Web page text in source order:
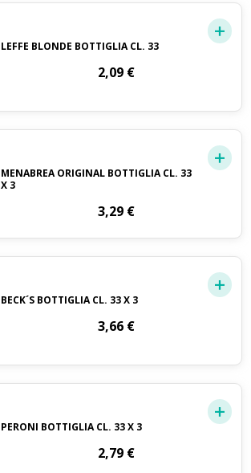
LEFFE BLONDE BOTTIGLIA CL. 33
2,09 €
MENABREA ORIGINAL BOTTIGLIA CL. 33
X 3
3,29 €
BECK´S BOTTIGLIA CL. 33 X 3
3,66 €
PERONI BOTTIGLIA CL. 33 X 3
2,79 €